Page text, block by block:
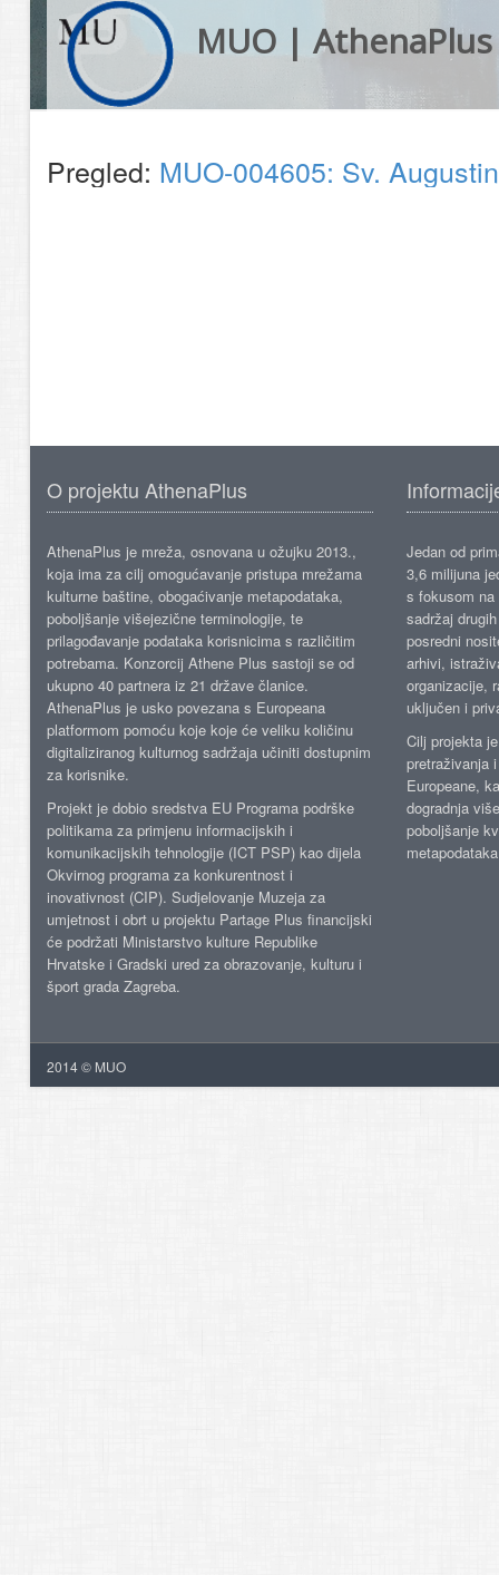
MUO | AthenaPlus
Pregled: MUO-004605: Sv.
O projektu AthenaPlus
AthenaPlus je mreža, osnovana u ožujku 2013.,
koja ima za cilj omogućavanje pristupa mrežama
kulturne baštine, obogaćivanje metapodataka,
poboljšanje višejezične terminologije, te
prilagođavanje podataka korisnicima s različitim
potrebama. Konzorcij Athene Plus sastoji se od
ukupno 40 partnera iz 21 države članice.
AthenaPlus je usko povezana s Europeana
platformom pomoću koje koje će veliku količinu
digitaliziranog kulturnog sadržaja učiniti dostupnim
za korisnike.
Projekt je dobio sredstva EU Programa podrške
politikama za primjenu informacijskih i
komunikacijskih tehnologije (ICT PSP) kao dijela
Okvirnog programa za konkurentnost i
inovativnost (CIP). Sudjelovanje Muzeja za
umjetnost i obrt u projektu Partage Plus financijski
će podržati Ministarstvo kulture Republike
Hrvatske i Gradski ured za obrazovanje, kulturu i
šport grada Zagreba.
Jedan od
3,6 milijuna
s fokusom
sadržaj
posredni
arhivi,
organizacije,
uključen i
Cilj projekta
pretraživanja
Europeane,
dogradnja
poboljšanje
2014 © MUO